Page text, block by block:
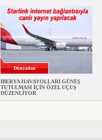
Dünyadan
IBERYA HAVAYOLLARI GÜNEŞ
TUTULMASI İÇİN ÖZEL UÇUŞ
DÜZENLİYOR